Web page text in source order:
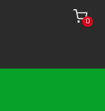
0